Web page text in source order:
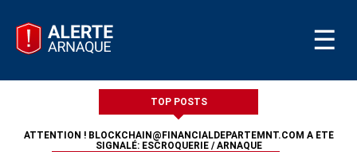
☰
TOP POSTS
ATTENTION ! BLOCKCHAIN@FINANCIALDEPARTEMNT.COM A ÉTÉ
SIGNALÉ: ESCROQUERIE / ARNAQUE